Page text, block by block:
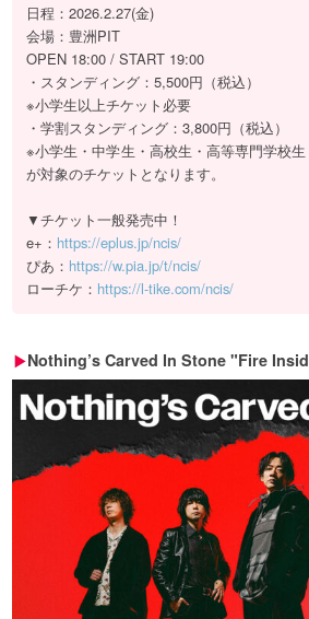
日程：2026.2.27(金)
会場：豊洲PIT
OPEN 18:00 / START 19:00
・スタンディング：5,500円（税込）
※小学生以上チケット必要
・学割スタンディング：3,800円（税込）
※小学生・中学生・高校生・高等専門学校
が対象のチケットとなります。
▼チケット一般発売中！
e+： https://eplus.jp/ncis/
ぴあ： https://w.pia.jp/t/ncis/
ローチケ： https://l-tike.com/ncis/
Nothing’s Carved In Stone "Fire